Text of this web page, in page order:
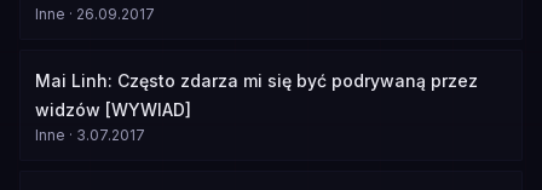
Inne · 26.09.2017
Mai Linh: Często zdarza mi się być podrywaną przez
widzów [WYWIAD]
Inne · 3.07.2017